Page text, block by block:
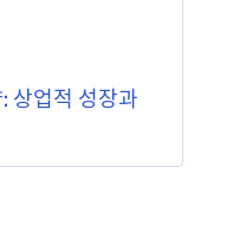
상업적 성장과